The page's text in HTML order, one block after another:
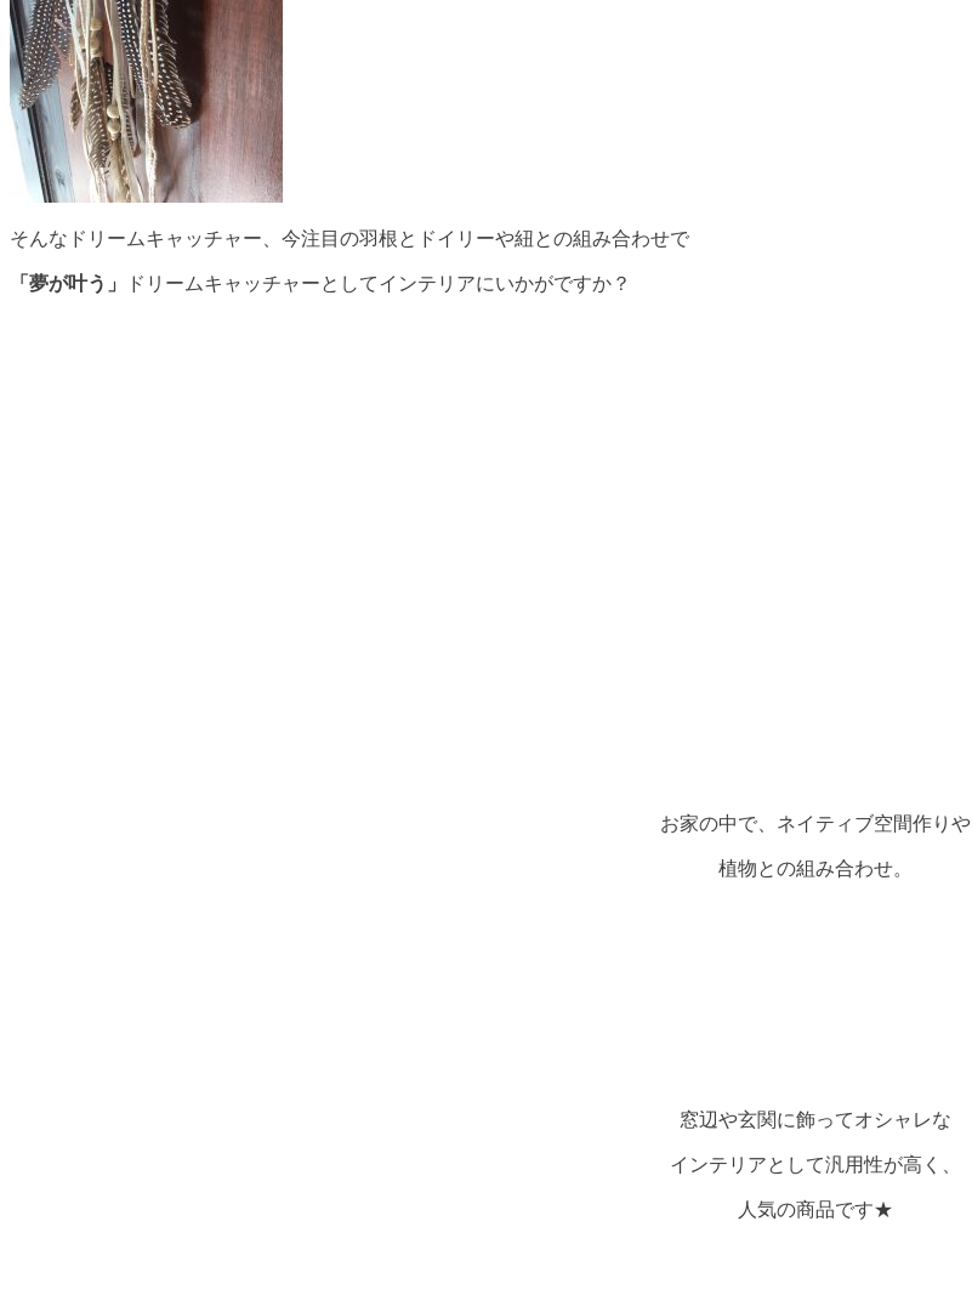
そんなドリームキャッチャー、今注目の羽根とドイリーや紐との組み合わせで
「夢が叶う」 ドリームキャッチャーとしてインテリアにいかがですか？
お家の中で、ネイティブ空間作りや
植物との組み合わせ。
窓辺や玄関に飾ってオシャレな
インテリアとして汎用性が高く、
人気の商品です★